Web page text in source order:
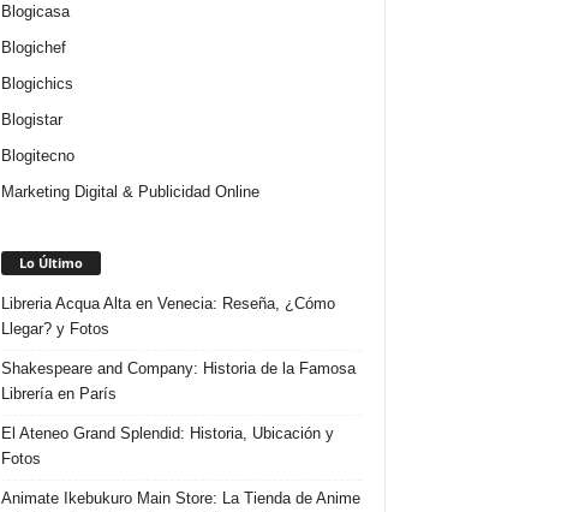
Blogicasa
Blogichef
Blogichics
Blogistar
Blogitecno
Marketing Digital & Publicidad Online
Lo Último
Libreria Acqua Alta en Venecia: Reseña, ¿Cómo
Llegar? y Fotos
Shakespeare and Company: Historia de la Famosa
Librería en París
El Ateneo Grand Splendid: Historia, Ubicación y
Fotos
Animate Ikebukuro Main Store: La Tienda de Anime